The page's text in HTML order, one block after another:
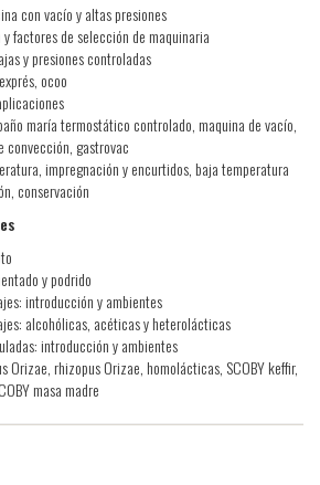
con vacío y altas presiones
factores de selección de maquinaria
y presiones controladas
ocoo
maría termostático controlado, maquina de vacío,
convección, gastrovac
impregnación y encurtidos, baja temperatura
conservación
y podrido
introducción y ambientes
alcohólicas, acéticas y heterolácticas
introducción y ambientes
Orizae, rhizopus Orizae, homolácticas, SCOBY keffir,
masa madre